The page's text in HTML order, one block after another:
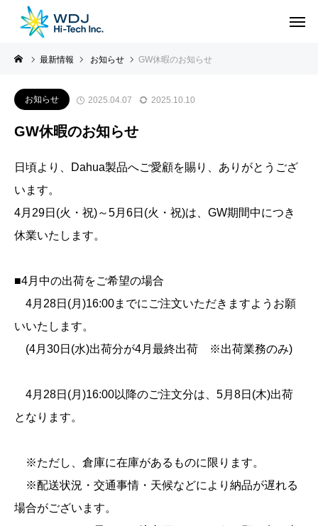
最新情報 お知らせ GW休暇のお知らせ
お知らせ 2025.04.07 2025.10.10
GW休暇のお知らせ
日頃より、Dahua製品へご愛顧を賜り、ありがとうござ
います。
4月29日(火・祝)～5月6日(火・祝)は、GW期間中につき
休業いたします。
■4月中の出荷をご希望の場合
4月28日(月)16:00までにご注文いただきますようお願
いいたします。
(4月30日(水)出荷分が4月最終出荷 ※出荷業務のみ)
4月28日(月)16:00以降のご注文分は、5月8日(木)出荷
となります。
※ただし、倉庫に在庫があるものに限ります。
※配送状況・交通事情・天候などにより納品が遅れる
場合がございます。